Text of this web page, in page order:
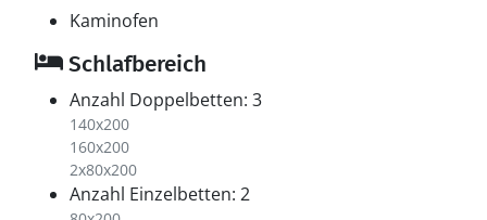
Kaminofen
Schlafbereich
Anzahl Doppelbetten: 3
140x200
160x200
2x80x200
Anzahl Einzelbetten: 2